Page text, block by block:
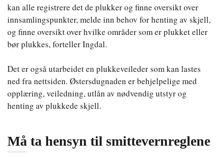
kan alle registrere det de plukker og finne oversikt over
innsamlingspunkter, melde inn behov for henting av skjell,
og finne oversikt over hvilke områder som er plukket eller
bør plukkes, forteller Ingdal.
Det er også utarbeidet en plukkeveileder som kan lastes
ned fra nettsiden. Østersdugnaden er behjelpelige med
opplæring, veiledning, utlån av nødvendig utstyr og
henting av plukkede skjell.
Må ta hensyn til smittevernreglene